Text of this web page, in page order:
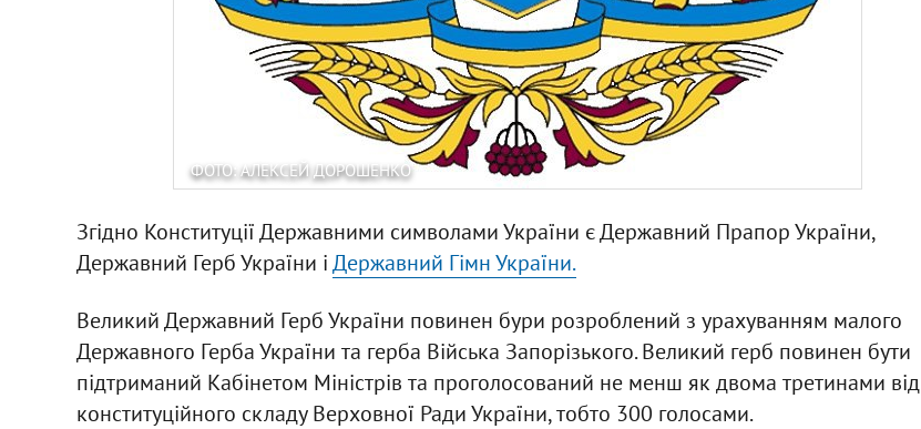
ФОТО: АЛЕКСЕЙ ДОРОШЕНКО
Згідно Конституції Державними символами України є Державний Прапор України,
Державний Герб України іДержавний Гімн України.
Великий Державний Герб України повинен бури розроблений з урахуванням малого
Державного Герба України та герба Війська Запорізького. Великий герб повинен бути
підтриманий Кабінетом Міністрів та проголосований не менш як двома третинами від
конституційного складу Верховної Ради України, тобто 300 голосами.